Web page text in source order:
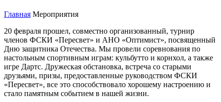
Главная Мероприятия
20 февраля прошел, совместно организованный, турнир
членов ФСКИ «Пересвет» и АНО «Оптимист», посвященный
Дню защитника Отечества. Мы провели соревнования по
настольным спортивным играм: кульбутто и корнхол, а также
игре Дартс. Дружеская обстановка, встреча со старыми
друзьями, призы, предоставленные руководством ФСКИ
«Пересвет», все это способствовало хорошему настроению и
стало памятным событием в нашей жизни.